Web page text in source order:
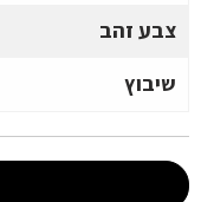
צבע זהב
שיבוץ